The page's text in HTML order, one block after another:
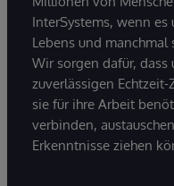
InterSystems, wenn
Lebens und manchmal
Wir sorgen dafür, dass
zuverlässigen
sie für ihre Arbeit
verbinden,
Erkenntnisse ziehen